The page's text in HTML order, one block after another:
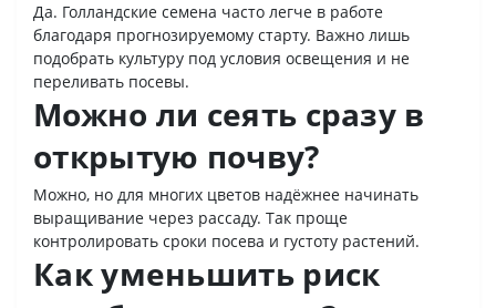
Да. Голландские семена часто легче в работе
благодаря прогнозируемому старту. Важно лишь
подобрать культуру под условия освещения и не
переливать посевы.
Можно ли сеять сразу в
открытую почву?
Можно, но для многих цветов надёжнее начинать
выращивание через рассаду. Так проще
контролировать сроки посева и густоту растений.
Как уменьшить риск